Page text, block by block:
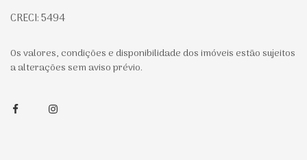
CRECI: 5494
Os valores, condições e disponibilidade dos imóveis estão sujeitos
a alterações sem aviso prévio.
FacebookInstagram